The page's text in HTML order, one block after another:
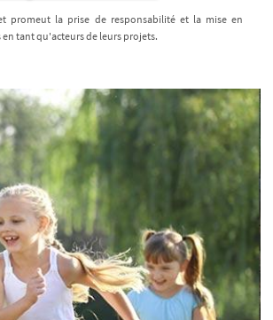
et promeut la prise de responsabilité et la mise en
tant qu'acteurs de leurs projets.